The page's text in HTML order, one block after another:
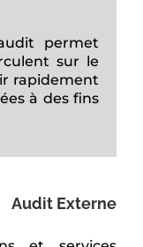
permet
sur le
rapidement
à des fins
Audit Externe